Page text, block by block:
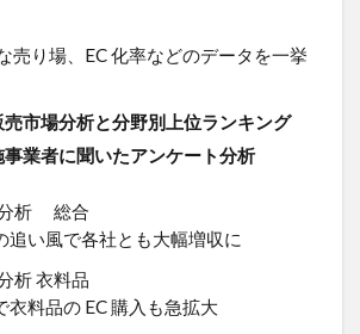
売り場、EC 化率などのデータを一挙
市場分析と分野別上位ランキング
業者に聞いたアンケート分析
分析 総合
い風で各社とも大幅増収に
析 衣料品
料品の EC 購入も急拡大